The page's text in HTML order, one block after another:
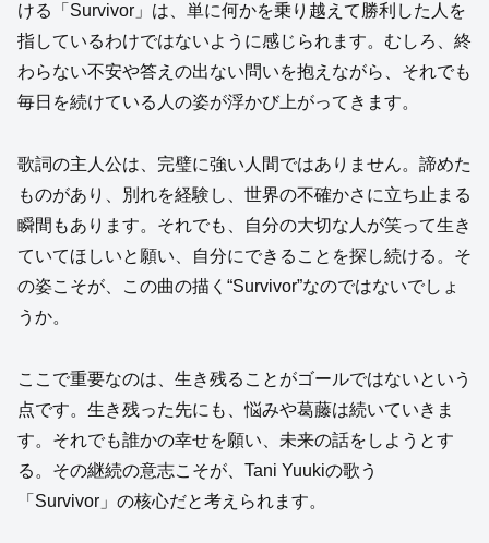
ける「Survivor」は、単に何かを乗り越えて勝利した人を
指しているわけではないように感じられます。むしろ、終
わらない不安や答えの出ない問いを抱えながら、それでも
毎日を続けている人の姿が浮かび上がってきます。
歌詞の主人公は、完璧に強い人間ではありません。諦めた
ものがあり、別れを経験し、世界の不確かさに立ち止まる
瞬間もあります。それでも、自分の大切な人が笑って生き
ていてほしいと願い、自分にできることを探し続ける。そ
の姿こそが、この曲の描く“Survivor”なのではないでしょ
うか。
ここで重要なのは、生き残ることがゴールではないという
点です。生き残った先にも、悩みや葛藤は続いていきま
す。それでも誰かの幸せを願い、未来の話をしようとす
る。その継続の意志こそが、Tani Yuukiの歌う
「Survivor」の核心だと考えられます。